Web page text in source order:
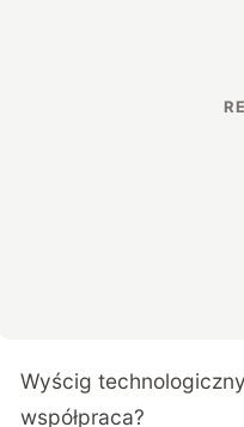
Wyścig
współpraca?